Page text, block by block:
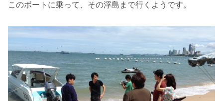
このボートに乗って、その浮島まで行くようです。